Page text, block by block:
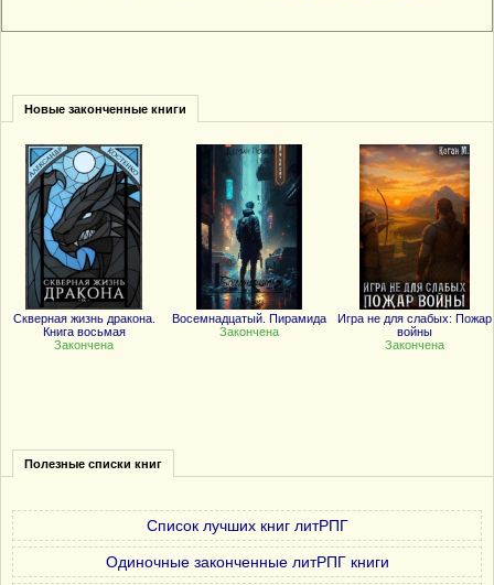
Новые законченные книги
Скверная жизнь дракона.
Книга восьмая
Закончена
Восемнадцатый. Пирамида
Закончена
Игра не для слабых: Пожар
войны
Закончена
Полезные списки книг
Список лучших книг литРПГ
Одиночные законченные литРПГ книги